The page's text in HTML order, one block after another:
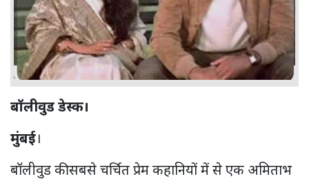
बॉलीवुड डेस्क।
मुंबई।
बॉलीवुड की सबसे चर्चित प्रेम कहानियों में से एक अमिताभ